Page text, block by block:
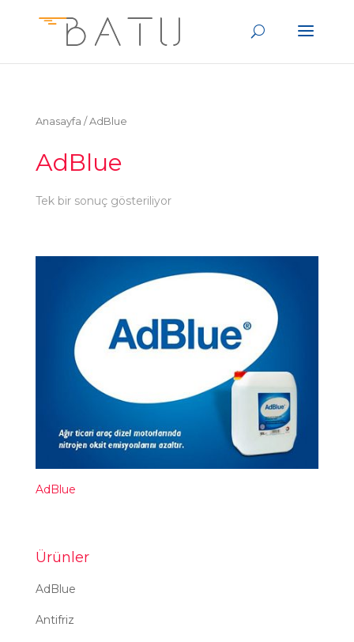
Anasayfa / AdBlue
AdBlue
Tek bir sonuç gösteriliyor
AdBlue
Ürünler
AdBlue
Antifriz